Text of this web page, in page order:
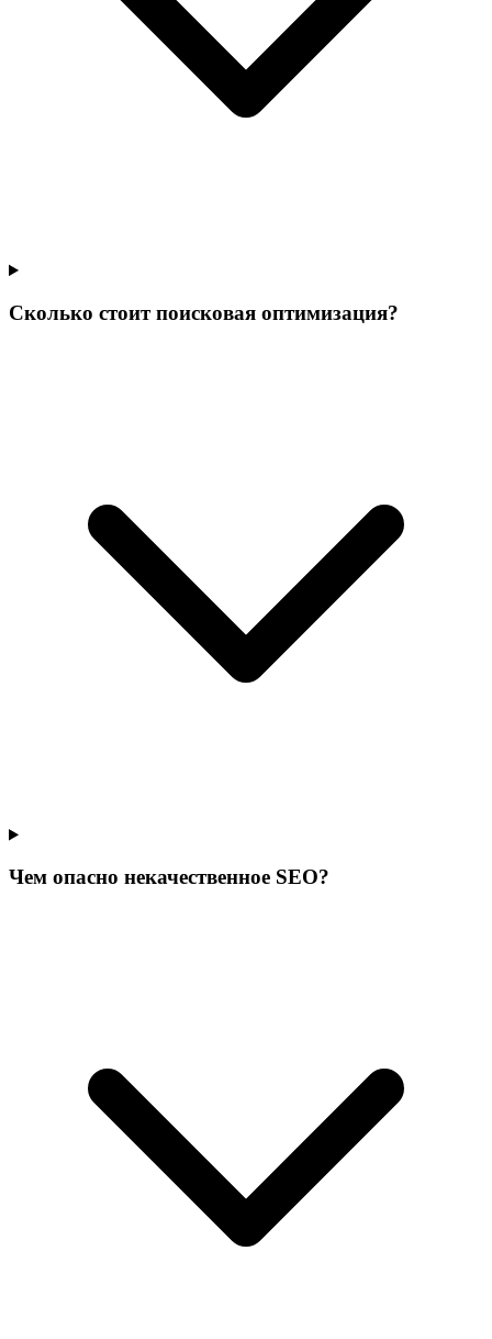
Сколько стоит поисковая оптимизация?
Чем опасно некачественное SEO?